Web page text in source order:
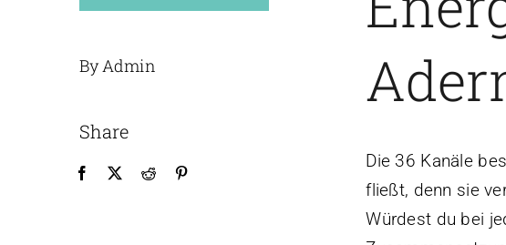
By Admin
Share
Die 36 Kanäle
fließt, denn sie
Würdest du bei